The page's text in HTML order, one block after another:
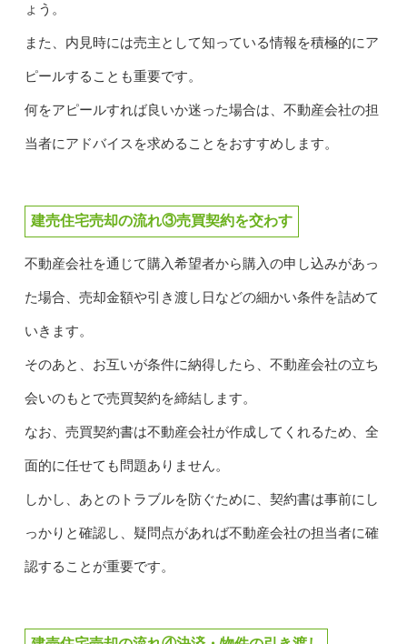
ょう。
また、内見時には売主として知っている情報を積極的にア
ピールすることも重要です。
何をアピールすれば良いか迷った場合は、不動産会社の担
当者にアドバイスを求めることをおすすめします。
建売住宅売却の流れ③売買契約を交わす
不動産会社を通じて購入希望者から購入の申し込みがあっ
た場合、売却金額や引き渡し日などの細かい条件を詰めて
いきます。
そのあと、お互いが条件に納得したら、不動産会社の立ち
会いのもとで売買契約を締結します。
なお、売買契約書は不動産会社が作成してくれるため、全
面的に任せても問題ありません。
しかし、あとのトラブルを防ぐために、契約書は事前にし
っかりと確認し、疑問点があれば不動産会社の担当者に確
認することが重要です。